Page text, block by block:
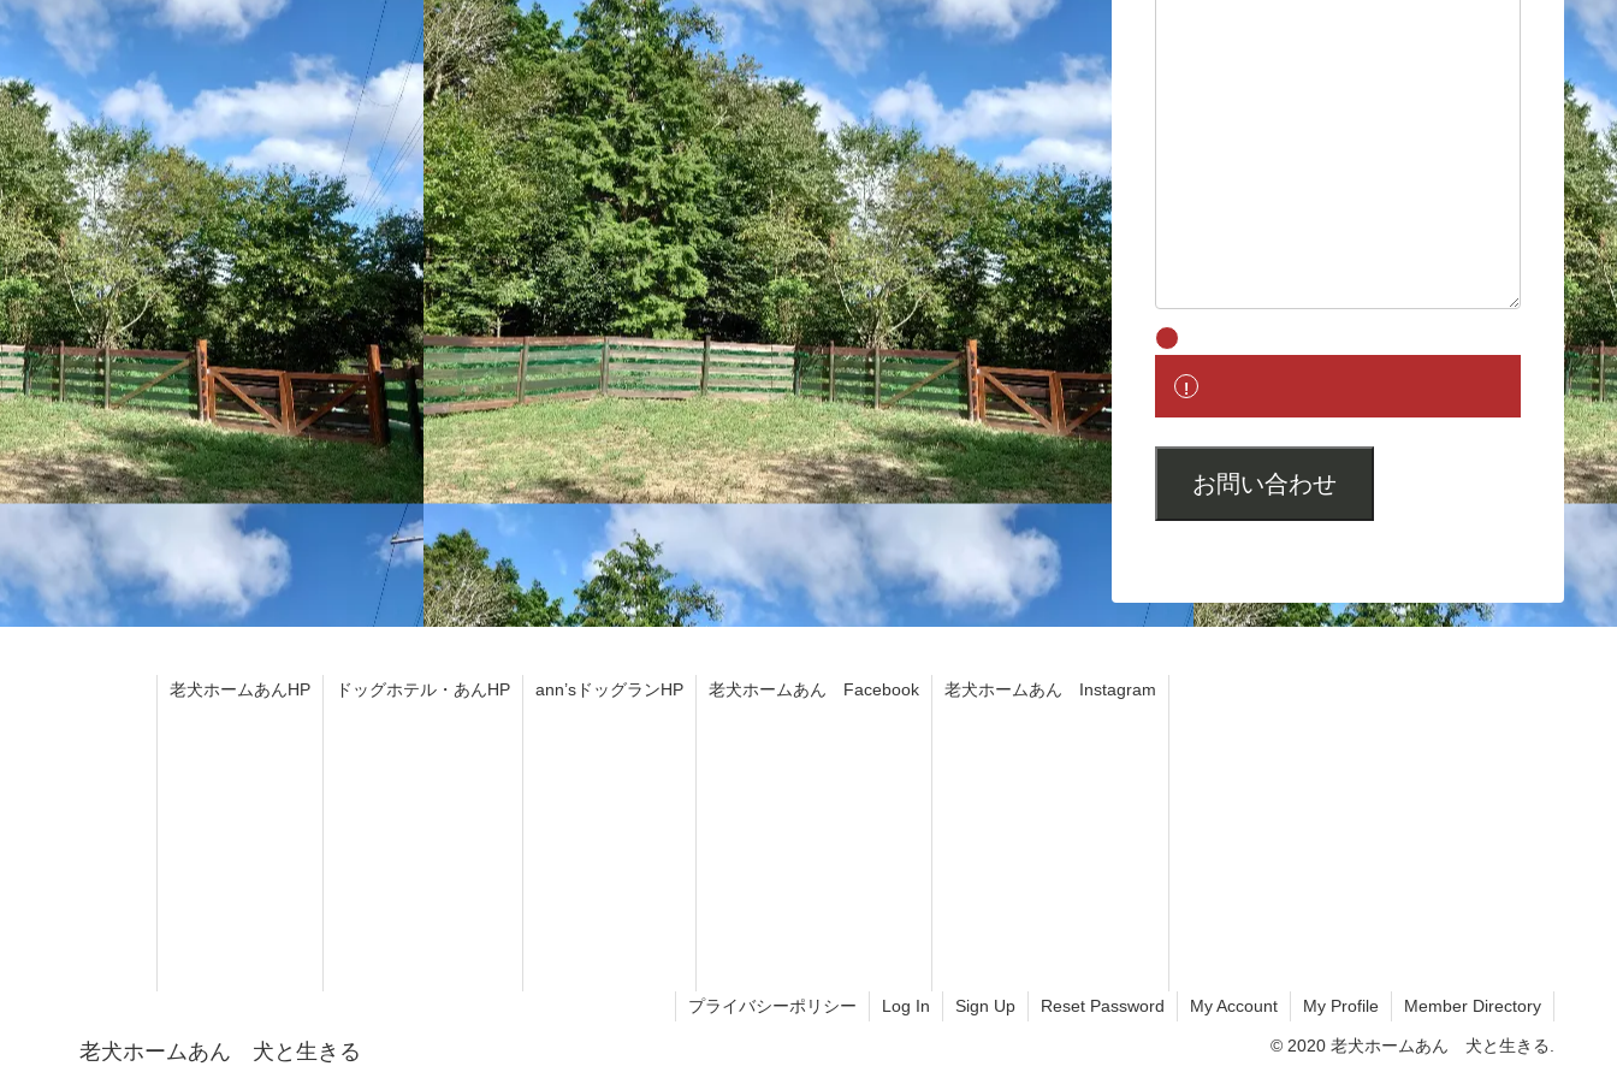
お問い合わせ
老犬ホームあん 犬と生きる
老犬ホームあんHP ドッグホテル・あんHP ann’sドッグランHP 老犬ホームあん Facebook 老犬ホームあん Instagram
プライバシーポリシー Log In Sign Up Reset Password My Account My Profile Member Directory
© 2020 老犬ホームあん 犬と生きる.